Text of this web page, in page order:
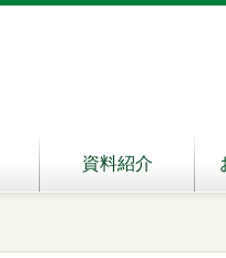
資料紹介